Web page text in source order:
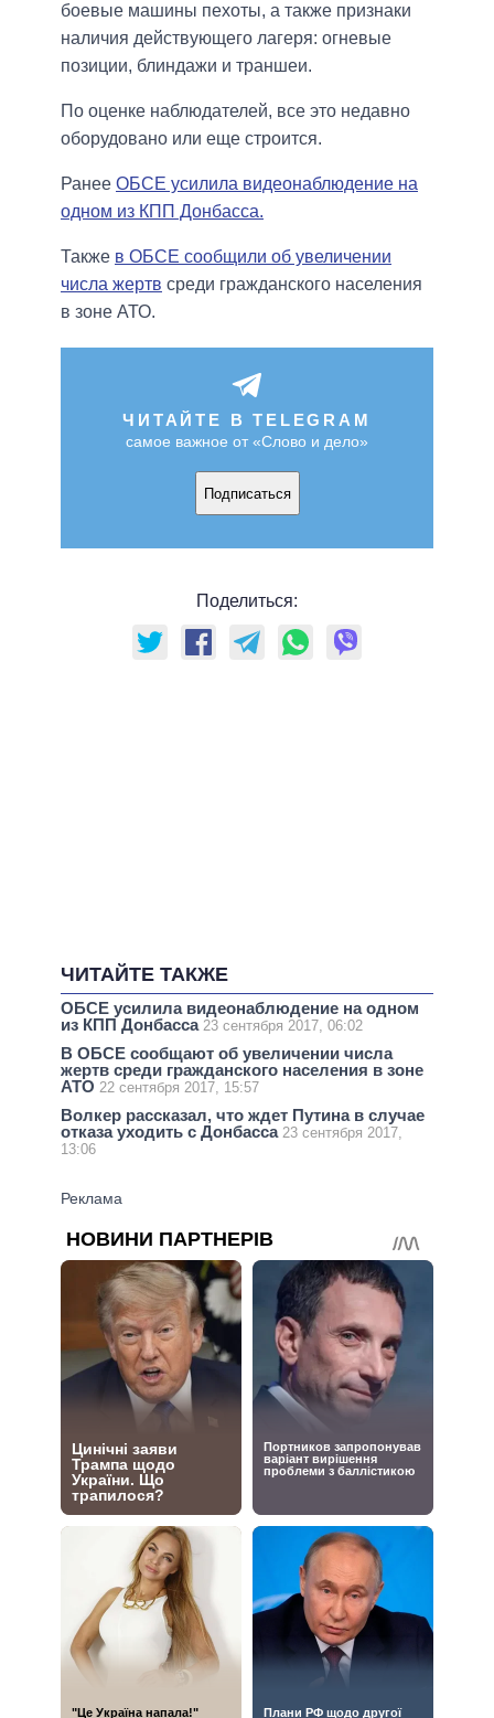
боевые машины пехоты, а также признаки
наличия действующего лагеря: огневые
позиции, блиндажи и траншеи.
По оценке наблюдателей, все это недавно
оборудовано или еще строится.
Ранее ОБСЕ усилила видеонаблюдение на
одном из КПП Донбасса.
Также в ОБСЕ сообщили об увеличении
числа жертв среди гражданского населения
в зоне АТО.
ЧИТАЙТЕ В TELEGRAM
самое важное от «Слово и дело»
Подписаться
Поделиться:
ЧИТАЙТЕ ТАКЖЕ
ОБСЕ усилила видеонаблюдение на одном
из КПП Донбасса 23 сентября 2017, 06:02
В ОБСЕ сообщают об увеличении числа
жертв среди гражданского населения в зоне
АТО 22 сентября 2017, 15:57
Волкер рассказал, что ждет Путина в случае
отказа уходить с Донбасса 23 сентября 2017,
13:06